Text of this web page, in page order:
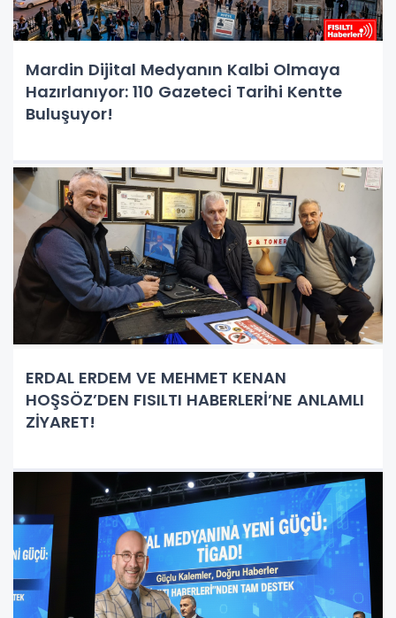
Mardin Dijital Medyanın Kalbi Olmaya
Hazırlanıyor: 110 Gazeteci Tarihi Kentte
Buluşuyor!
ERDAL ERDEM VE MEHMET KENAN
HOŞSÖZ’DEN FISILTI HABERLERİ’NE ANLAMLI
ZİYARET!